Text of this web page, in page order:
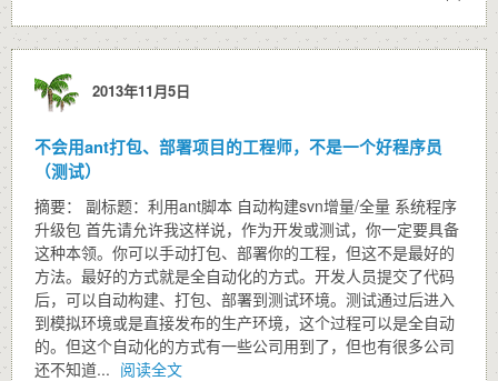
2013年11月5日
不会用ant打包、部署项目的工程师，不是一个好程序员
（测试）
摘要： 副标题：利用ant脚本 自动构建svn增量/全量 系统程序
升级包 首先请允许我这样说，作为开发或测试，你一定要具备
这种本领。你可以手动打包、部署你的工程，但这不是最好的
方法。最好的方式就是全自动化的方式。开发人员提交了代码
后，可以自动构建、打包、部署到测试环境。测试通过后进入
到模拟环境或是直接发布的生产环境，这个过程可以是全自动
的。但这个自动化的方式有一些公司用到了，但也有很多公司
还不知道... 阅读全文